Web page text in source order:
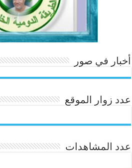
أخبار في صور
عدد زوار الموقع
عدد المشاهدات